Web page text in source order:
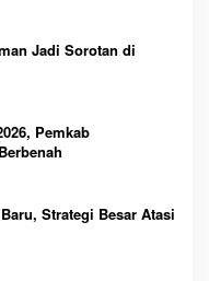
Jadi Sorotan di
Pemkab
Strategi Besar Atasi